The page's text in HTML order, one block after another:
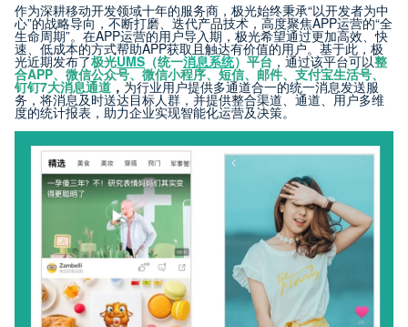
作为深耕移动开发领域十年的服务商，极光始终秉承“以开发者为中
心”的战略导向，不断打磨、迭代产品技术，高度聚焦APP运营的“全
生命周期”。在APP运营的用户导入期，极光希望通过更加高效、快
速、低成本的方式帮助APP获取且触达有价值的用户。基于此，极
光近期发布了极光UMS （统一消息系统）平台，通过该平台可以整
合APP、微信公众号、微信小程序、短信、邮件、支付宝生活号、
钉钉7大消息通道，为行业用户提供多通道合一的统一消息发送服
务，将消息及时送达目标人群，并提供整合渠道、通道、用户多维
度的统计报表，助力企业实现智能化运营及决策。